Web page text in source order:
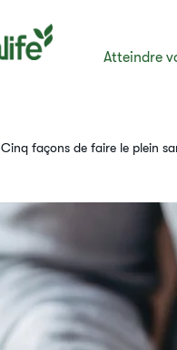
Atteindre
​​Cinq façons de faire le plein